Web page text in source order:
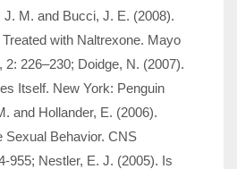
M. and Bucci, J. E. (2008).
with Naltrexone. Mayo
226–230; Doidge, N. (2007).
Itself. New York: Penguin
and Hollander, E. (2006).
Sexual Behavior. CNS
955; Nestler, E. J. (2005). Is